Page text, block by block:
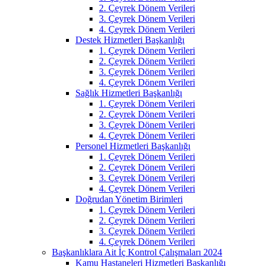
2. Çeyrek Dönem Verileri
3. Çeyrek Dönem Verileri
4. Çeyrek Dönem Verileri
Destek Hizmetleri Başkanlığı
1. Çeyrek Dönem Verileri
2. Çeyrek Dönem Verileri
3. Çeyrek Dönem Verileri
4. Çeyrek Dönem Verileri
Sağlık Hizmetleri Başkanlığı
1. Çeyrek Dönem Verileri
2. Çeyrek Dönem Verileri
3. Çeyrek Dönem Verileri
4. Çeyrek Dönem Verileri
Personel Hizmetleri Başkanlığı
1. Çeyrek Dönem Verileri
2. Çeyrek Dönem Verileri
3. Çeyrek Dönem Verileri
4. Çeyrek Dönem Verileri
Doğrudan Yönetim Birimleri
1. Çeyrek Dönem Verileri
2. Çeyrek Dönem Verileri
3. Çeyrek Dönem Verileri
4. Çeyrek Dönem Verileri
Başkanlıklara Ait İç Kontrol Çalışmaları 2024
Kamu Hastaneleri Hizmetleri Başkanlığı